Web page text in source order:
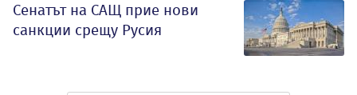
Сенатът на САЩ прие нови
санкции срещу Русия